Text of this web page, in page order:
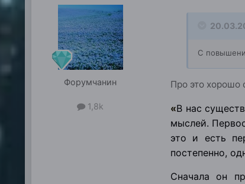
Форумчанин
1,8k
С
Про это хорошо
«В нас
мыслей.
это и есть
постепенно,
Сначала он